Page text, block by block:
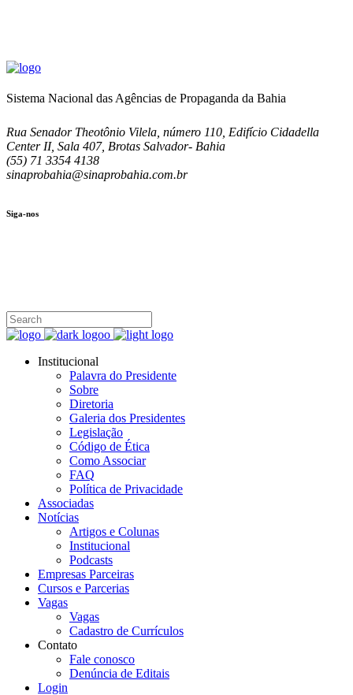
Sistema Nacional das Agências de Propaganda da Bahia
Rua Senador Theotônio Vilela, número 110, Edifício Cidadella
Center II, Sala 407, Brotas Salvador- Bahia
(55) 71 3354 4138
sinaprobahia@sinaprobahia.com.br
Siga-nos
Institucional
Palavra do Presidente
Sobre
Diretoria
Galeria dos Presidentes
Legislação
Código de Ética
Como Associar
FAQ
Política de Privacidade
Associadas
Notícias
Artigos e Colunas
Institucional
Podcasts
Empresas Parceiras
Cursos e Parcerias
Vagas
Vagas
Cadastro de Currículos
Contato
Fale conosco
Denúncia de Editais
Login